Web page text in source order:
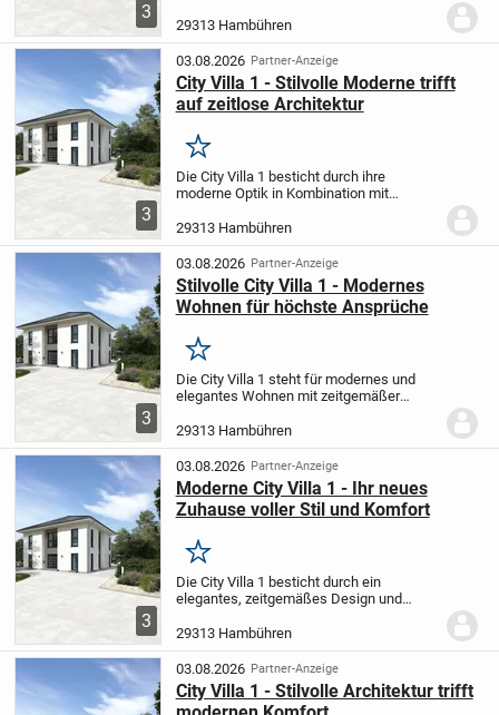
3
Wohngefühl. Der offene Wohn- und
Essbereich ist ideal für entspannte
Familienzeit...
29313 Hambühren
3
03.08.2026 Partner-Anzeige
City Villa 1 - Stilvolle Moderne trifft
auf zeitlose Architektur
Merken
Die City Villa 1 besticht durch ihre
moderne Optik in Kombination mit
ein Wohnerlebnis auf höchstem Niveau.
Lichtdurchflutete, großzügige Bereiche
zum Wohnen und...
29313 Hambühren
3
03.08.2026 Partner-Anzeige
Stilvolle City Villa 1 - Modernes
Wohnen für höchste Ansprüche
Merken
Die City Villa 1 steht für modernes und
elegantes Wohnen mit zeitgemäßer
Wohn- und Essbereich können Sie
gemütliche Abende verbringen und
gesellige Stunden mit...
29313 Hambühren
3
03.08.2026 Partner-Anzeige
Moderne City Villa 1 - Ihr neues
Zuhause voller Stil und Komfort
Merken
Die City Villa 1 besticht durch ein
elegantes, zeitgemäßes Design und
gestalteten Wohn- und Essbereich
können Sie entspannte Momente erleben
oder gesellige Abende mit...
29313 Hambühren
03.08.2026 Partner-Anzeige
City Villa 1 - Stilvolle Architektur trifft